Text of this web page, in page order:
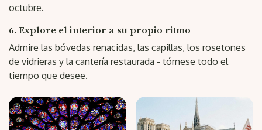
octubre.
6. Explore el interior a su propio ritmo
Admire las bóvedas renacidas, las capillas, los rosetones
de vidrieras y la cantería restaurada - tómese todo el
tiempo que desee.